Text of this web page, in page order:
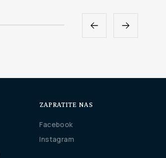
ZAPRATITE NAS
Facebook
Instagram